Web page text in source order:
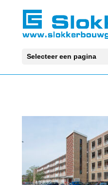
Selecteer een pagina